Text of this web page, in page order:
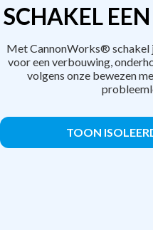
SCHAKEL
Met CannonWorks® schakel
voor een verbouwing,
volgens onze bewezen
TOON